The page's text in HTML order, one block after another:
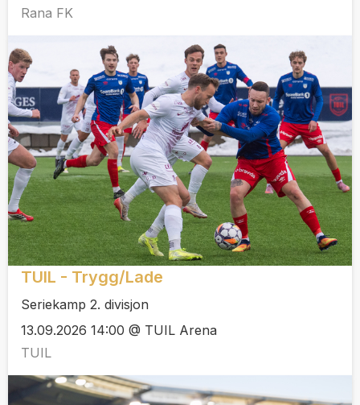
Rana FK
TUIL - Trygg/Lade
Seriekamp 2. divisjon
13.09.2026 14:00 @ TUIL Arena
TUIL